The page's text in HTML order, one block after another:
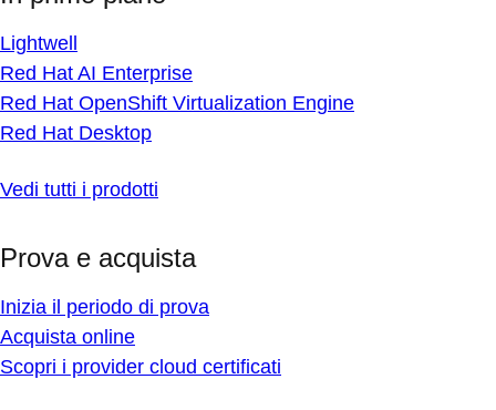
Lightwell
Red Hat AI Enterprise
Red Hat OpenShift Virtualization Engine
Red Hat Desktop
Vedi tutti i prodotti
Prova e acquista
Inizia il periodo di prova
Acquista online
Scopri i provider cloud certificati